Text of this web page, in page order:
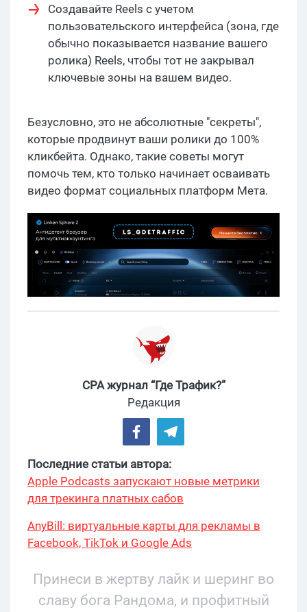
Создавайте Reels с учетом
пользовательского интерфейса (зона, где
обычно показывается название вашего
ролика) Reels, чтобы тот не закрывал
ключевые зоны на вашем видео.
Безусловно, это не абсолютные "секреты",
которые продвинут ваши ролики до 100%
кликбейта. Однако, такие советы могут
помочь тем, кто только начинает осваивать
видео формат социальных платформ Мета.
CPA журнал “Где Трафик?”
Редакция
Последние статьи автора:
Apple Podcasts запускают новые метрики
для трекинга платных сабов
AnyBill: виртуальные карты для рекламы в
Facebook, TikTok и Google Ads
Принеси в жертву лайк и шеринг во
славу бога Рандома, и профитный